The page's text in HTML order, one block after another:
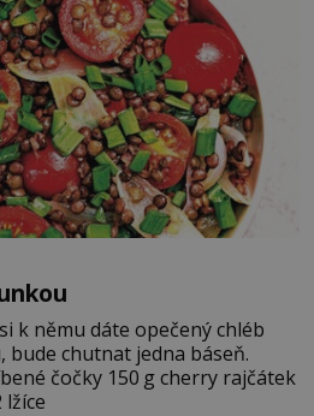
k němu dáte opečený chléb
chutnat jedna báseň.
lžíce